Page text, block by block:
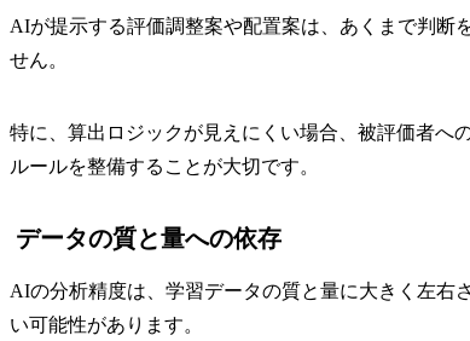
AIが提示する評価調整案や配置案は、あくまで判断
せん。
特に、算出ロジックが見えにくい場合、被評価者へ
ルールを整備することが大切です。
データの質と量への依存
AIの分析精度は、学習データの質と量に大きく左右
い可能性があります。